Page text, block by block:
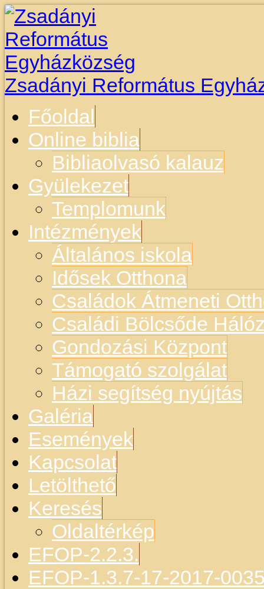
Zsadányi Református
Főoldal
Online biblia
Bibliaolvasó kalauz
Gyülekezet
Templomunk
Intézmények
Általános iskola
Idősek Otthona
Családok Átmeneti
Családi Bölcsőde
Gondozási Központ
Támogató szolgálat
Házi segítség nyújtás
Galéria
Események
Kapcsolat
Letölthető
Keresés
Oldaltérkép
EFOP-2.2.3.
EFOP-1.3.7-17-2017-